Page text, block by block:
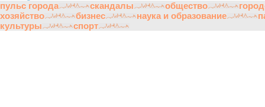
пульс города скандалы общество
хозяйство
бизнес наука и образование
культуры
спорт